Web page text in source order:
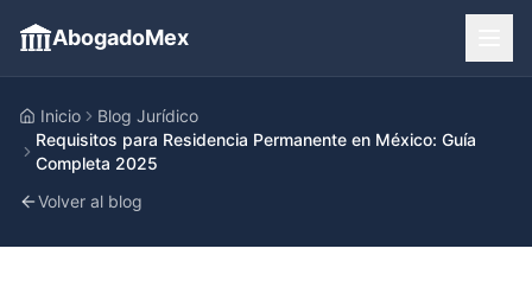
AbogadoMex
Inicio
Blog Jurídico
Requisitos para Residencia Permanente en México: Guía
Completa 2025
Volver al blog